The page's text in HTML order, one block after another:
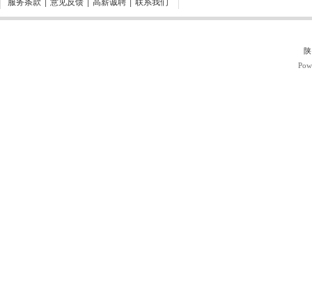
服务条款
意见反馈 高薪诚聘 联系我们